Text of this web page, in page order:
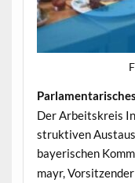
Der Arbeit­skreis
struk­tiv­en
bay­erischen
mayr,